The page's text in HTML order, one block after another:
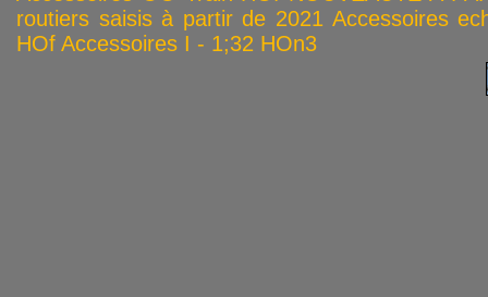
routiers saisis à partir de 2021 Accessoires
HOf Accessoires I - 1;32 HOn3